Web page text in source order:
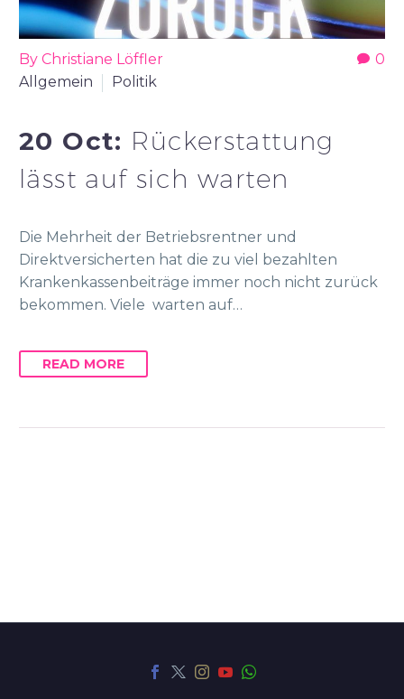
0
By Christiane Löffler
Allgemein
Politik
20 Oct: Rückerstattung
lässt auf sich warten
Die Mehrheit der Betriebsrentner und
Direktversicherten hat die zu viel bezahlten
Krankenkassenbeiträge immer noch nicht zurück
bekommen. Viele warten auf…
READ MORE